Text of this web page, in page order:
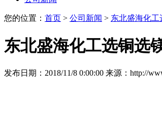
您的位置： 首页 > 公司新闻 > 东北盛海化
东北盛海化工选铜选
发布日期：2018/11/8 0:00:00 来源：http://